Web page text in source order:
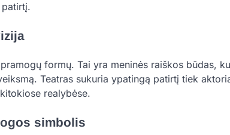
formų. Tai yra meninės raiškos būdas,
Teatras sukuria ypatingą patirtį tiek
realybėse.
simbolis